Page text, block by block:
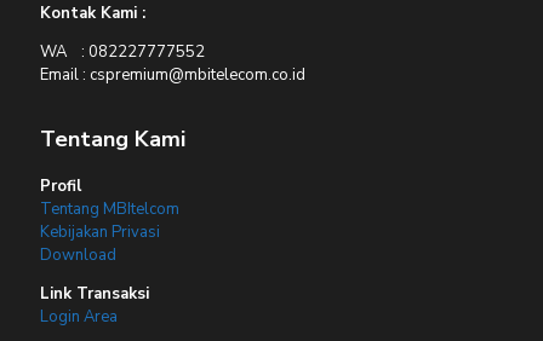
Kontak Kami :
WA : 082227777552
Email : cspremium@mbitelecom.co.id
Tentang Kami
Profil
Tentang MBItelcom
Kebijakan Privasi
Download
Link Transaksi
Login Area